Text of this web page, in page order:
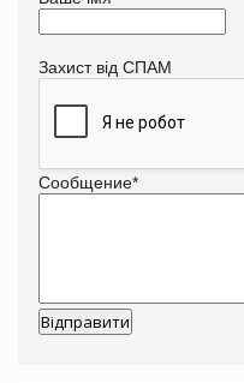
Захист від СПАМ
Сообщение*